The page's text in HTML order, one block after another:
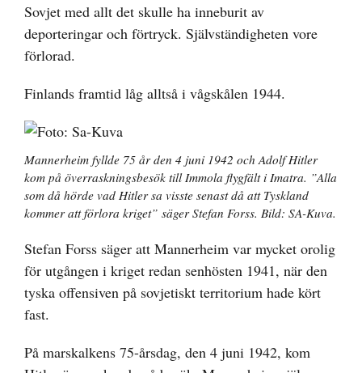
Sovjet med allt det skulle ha inneburit av
deporteringar och förtryck. Självständigheten vore
förlorad.
Finlands framtid låg alltså i vågskålen 1944.
Mannerheim fyllde 75 år den 4 juni 1942 och Adolf Hitler
kom på överraskningsbesök till Immola flygfält i Imatra. ”Alla
som då hörde vad Hitler sa visste senast då att Tyskland
kommer att förlora kriget” säger Stefan Forss. Bild: SA-Kuva.
Stefan Forss säger att Mannerheim var mycket orolig
för utgången i kriget redan senhösten 1941, när den
tyska offensiven på sovjetiskt territorium hade kört
fast.
På marskalkens 75-årsdag, den 4 juni 1942, kom